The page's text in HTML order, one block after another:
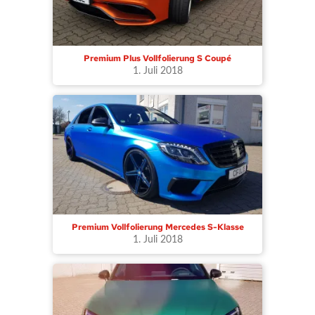
Premium Plus Vollfolierung S Coupé
1. Juli 2018
Premium Vollfolierung Mercedes S-Klasse
1. Juli 2018